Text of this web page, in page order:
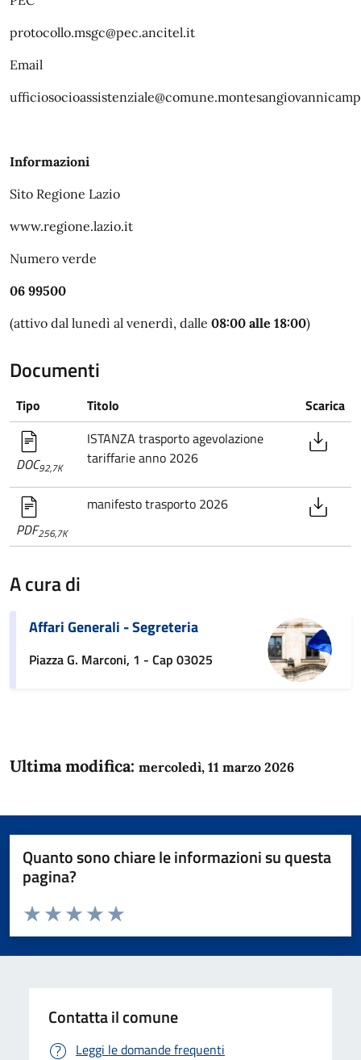
protocollo.msgc@pec.ancitel.it
Email
Informazioni
Sito Regione Lazio
www.regione.lazio.it
Numero verde
06 99500
(attivo dal lunedì al venerdì, dalle 08:00 alle 18:00)
Documenti
Tipo Titolo Scarica
DOC92,7K
ISTANZA trasporto agevolazione
tariffarie anno 2026
PDF256,7K
manifesto trasporto 2026
A cura di
Affari Generali - Segreteria
Piazza G. Marconi, 1 - Cap 03025
Ultima modifica: mercoledì, 11 marzo 2026
Quanto sono chiare le informazioni su questa
pagina?
Domanda
Valuta da 1 a 5 stelle la pagina
Valuta 5 stelle su 5
Valuta 4 stelle su 5
Valuta 3 stelle su 5
Valuta 2 stelle su 5
Valuta 1 stelle su 5
Contatta il comune
Leggi le domande frequenti